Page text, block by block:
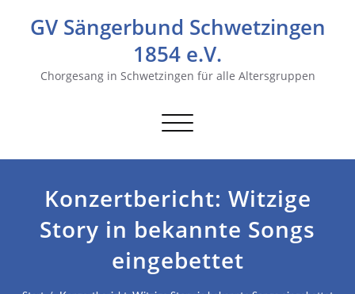
GV Sängerbund Schwetzingen
1854 e.V.
Chorgesang in Schwetzingen für alle Altersgruppen
Navigation
Konzertbericht: Witzige
Story in bekannte Songs
eingebettet